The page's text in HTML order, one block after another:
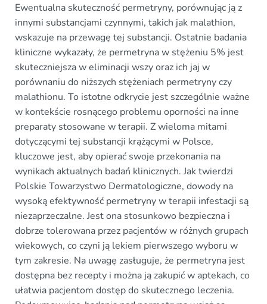
Ewentualna skuteczność permetryny, porównując ją z
innymi substancjami czynnymi, takich jak malathion,
wskazuje na przewagę tej substancji. Ostatnie badania
kliniczne wykazały, że permetryna w stężeniu 5% jest
skuteczniejsza w eliminacji wszy oraz ich jaj w
porównaniu do niższych stężeniach permetryny czy
malathionu. To istotne odkrycie jest szczególnie ważne
w kontekście rosnącego problemu oporności na inne
preparaty stosowane w terapii. Z wieloma mitami
dotyczącymi tej substancji krążącymi w Polsce,
kluczowe jest, aby opierać swoje przekonania na
wynikach aktualnych badań klinicznych. Jak twierdzi
Polskie Towarzystwo Dermatologiczne, dowody na
wysoką efektywność permetryny w terapii infestacji są
niezaprzeczalne. Jest ona stosunkowo bezpieczna i
dobrze tolerowana przez pacjentów w różnych grupach
wiekowych, co czyni ją lekiem pierwszego wyboru w
tym zakresie. Na uwagę zasługuje, że permetryna jest
dostępna bez recepty i można ją zakupić w aptekach, co
ułatwia pacjentom dostęp do skutecznego leczenia.